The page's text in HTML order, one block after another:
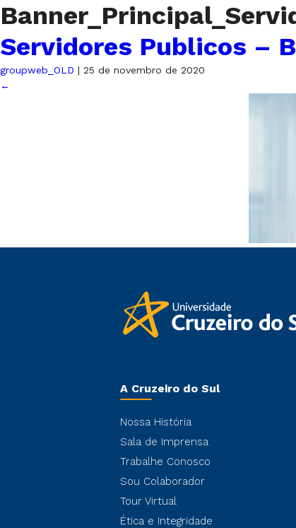
Servidores Publicos –
groupweb_OLD | 25 de novembro de 2020
←
A Cruzeiro do Sul
Nossa História
Sala de Imprensa
Trabalhe Conosco
Sou Colaborador
Tour Virtual
Ética e Integridade